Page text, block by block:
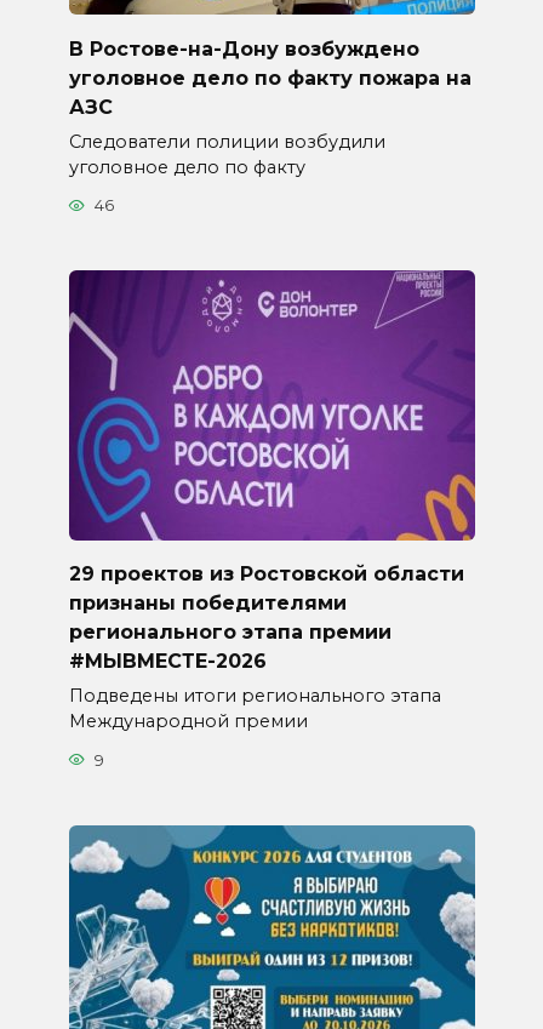
В Ростове-на-Дону возбуждено
уголовное дело по факту пожара на
АЗС
Следователи полиции возбудили
уголовное дело по факту
46
29 проектов из Ростовской области
признаны победителями
регионального этапа премии
#МЫВМЕСТЕ-2026
Подведены итоги регионального этапа
Международной премии
9